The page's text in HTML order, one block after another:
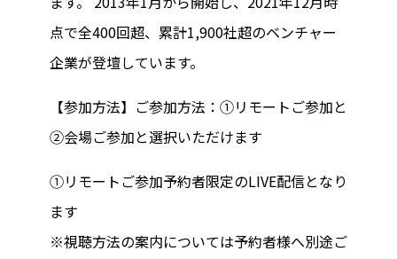
点で全400回超、累計1,900社超のベンチャー
企業が登壇しています。
【参加方法】ご参加方法：①リモートご参加と
②会場ご参加と選択いただけます
①リモートご参加予約者限定のLIVE配信となり
ます
※視聴方法の案内については予約者様へ別途ご